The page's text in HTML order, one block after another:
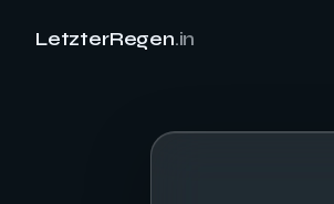
LetzterRegen.in